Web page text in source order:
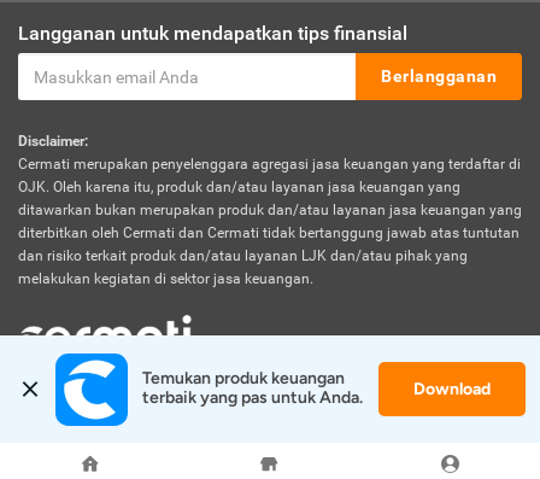
Langganan untuk mendapatkan tips finansial
Berlangganan
Disclaimer:
Cermati merupakan penyelenggara agregasi jasa keuangan yang terdaftar di
OJK. Oleh karena itu, produk dan/atau layanan jasa keuangan yang
ditawarkan bukan merupakan produk dan/atau layanan jasa keuangan yang
diterbitkan oleh Cermati dan Cermati tidak bertanggung jawab atas tuntutan
dan risiko terkait produk dan/atau layanan LJK dan/atau pihak yang
melakukan kegiatan di sektor jasa keuangan.
© 2026 Cermati. All Rights Reserved.
Temukan produk keuangan
terbaik yang pas untuk Anda.
Download